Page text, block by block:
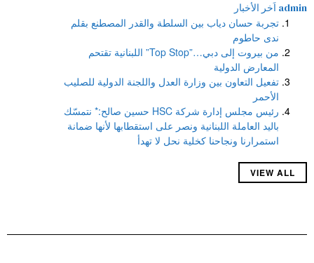
admin اَخر الأخبار
تجربة حسان دياب بين السلطة والقدر المصطنع بقلم
ندى حاطوم
من بيروت إلى دبي…”Top Stop” اللبنانية تقتحم
المعارض الدولية
تفعيل التعاون بين وزارة العدل واللجنة الدولية للصليب
الأحمر
رئيس مجلس إدارة شركة HSC حسين صالح:* نتمسّك
باليد العاملة اللبنانية ونصر على استقطابها لأنها ضمانة
استمرارنا ونجاحنا كخلية نحل لا تهدأ
VIEW ALL